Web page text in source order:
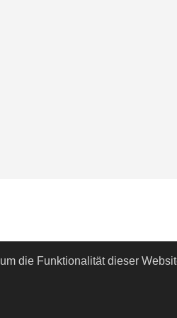
um die Funktionalität dieser